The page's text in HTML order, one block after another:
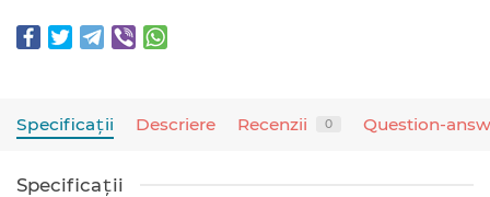
Specificaţii Descriere Recenzii 0 Question-
Specificaţii